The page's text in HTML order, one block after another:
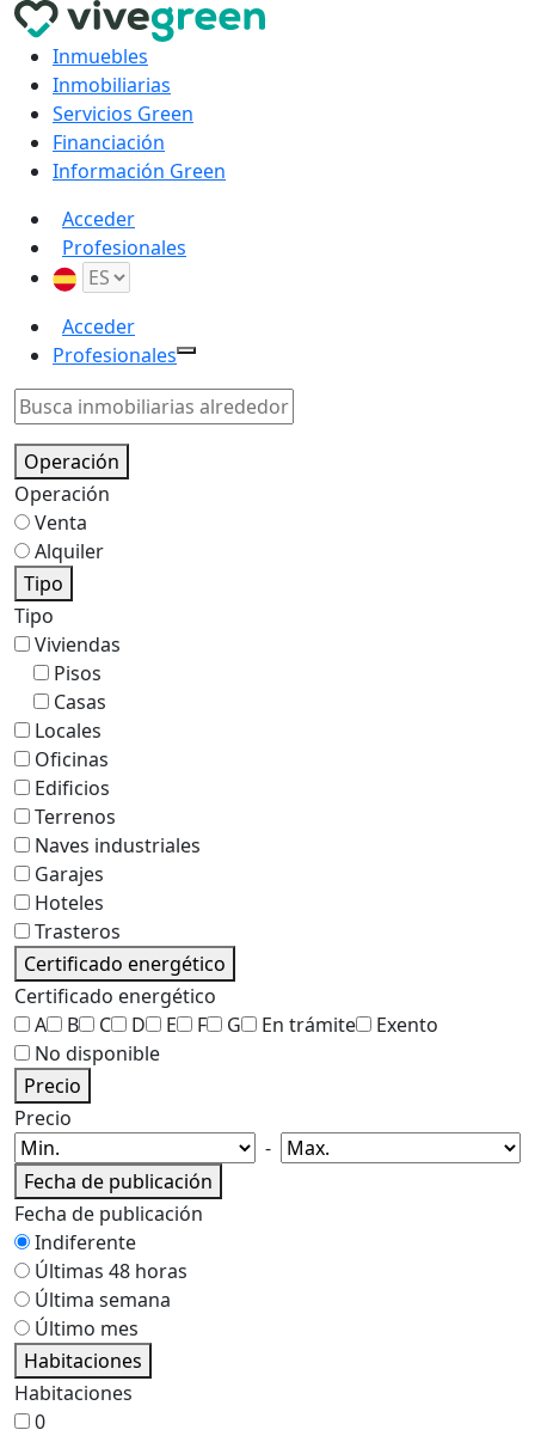
Inmuebles
Inmobiliarias
Servicios Green
Financiación
Información Green
Acceder
Profesionales
Acceder
Profesionales
Operación
Operación
Venta
Alquiler
Tipo
Tipo
Viviendas
Pisos
Casas
Locales
Oficinas
Edificios
Terrenos
Naves industriales
Garajes
Hoteles
Trasteros
Certificado energético
Certificado energético
A
B C D E F G En trámite
Exento
No disponible
Precio
Precio
-
Fecha de publicación
Fecha de publicación
Indiferente
Últimas 48 horas
Última semana
Último mes
Habitaciones
Habitaciones
0